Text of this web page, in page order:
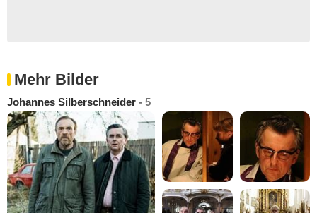
Mehr Bilder
Johannes Silberschneider - 5